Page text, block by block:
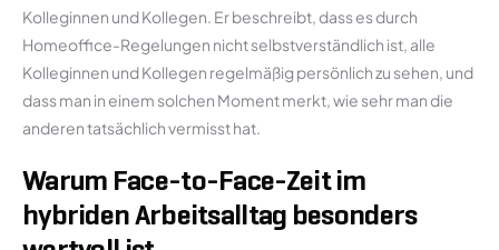
Kolleginnen und Kollegen. Er beschreibt, dass es durch
Homeoffice-Regelungen nicht selbstverständlich ist, alle
Kolleginnen und Kollegen regelmäßig persönlich zu sehen, und
dass man in einem solchen Moment merkt, wie sehr man die
anderen tatsächlich vermisst hat.
Warum Face-to-Face-Zeit im
hybriden Arbeitsalltag besonders